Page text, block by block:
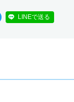
LINEで送る